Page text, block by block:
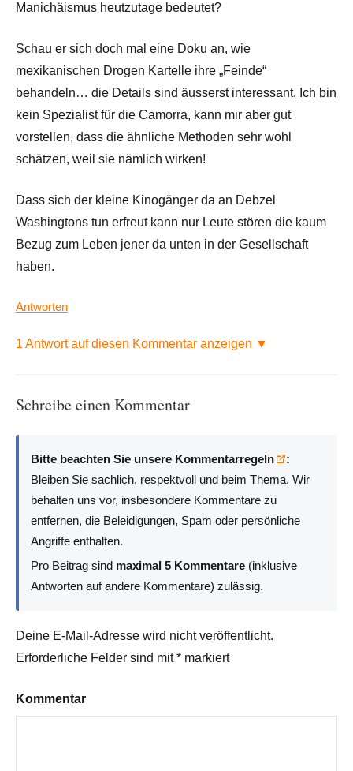
Manichäismus heutzutage bedeutet?
Schau er sich doch mal eine Doku an, wie
mexikanischen Drogen Kartelle ihre „Feinde“
behandeln… die Details sind äusserst interessant. Ich bin
kein Spezialist für die Camorra, kann mir aber gut
vorstellen, dass die ähnliche Methoden sehr wohl
schätzen, weil sie nämlich wirken!
Dass sich der kleine Kinogänger da an Debzel
Washingtons tun erfreut kann nur Leute stören die kaum
Bezug zum Leben jener da unten in der Gesellschaft
haben.
Antworten
1 Antwort auf diesen Kommentar anzeigen ▼
Schreibe einen Kommentar
Bitte beachten Sie unsere Kommentarregeln
:
Bleiben Sie sachlich, respektvoll und beim Thema. Wir
behalten uns vor, insbesondere Kommentare zu
entfernen, die Beleidigungen, Spam oder persönliche
Angriffe enthalten.
Pro Beitrag sind maximal 5 Kommentare (inklusive
Antworten auf andere Kommentare) zulässig.
Deine E-Mail-Adresse wird nicht veröffentlicht.
Erforderliche Felder sind mit* markiert
Kommentar